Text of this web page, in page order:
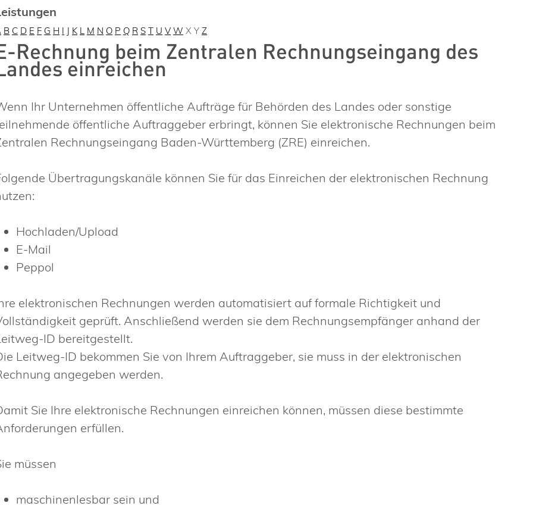
B C D E F G H I J K L M N O P Q R S T U V W X Y Z
Rechnung beim Zentralen Rechnungseingang des
einreichen
Ihr Unternehmen öffentliche Aufträge für Behörden des Landes oder sonstige
öffentliche Auftraggeber erbringt, können Sie elektronische Rechnungen beim
Rechnungseingang Baden-Württemberg (ZRE) einreichen.
Übertragungskanäle können Sie für das Einreichen der elektronischen Rechnung
Hochladen/Upload
E-Mail
Peppol
elektronischen Rechnungen werden automatisiert auf formale Richtigkeit und
geprüft. Anschließend werden sie dem Rechnungsempfänger anhand der
ID bereitgestellt.
Leitweg-ID bekommen Sie von Ihrem Auftraggeber, sie muss in der elektronischen
angegeben werden.
Sie Ihre elektronische Rechnungen einreichen können, müssen diese bestimmte
erfüllen.
müssen
maschinenlesbar sein und